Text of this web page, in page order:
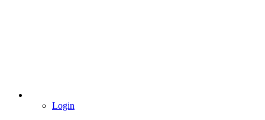
Login